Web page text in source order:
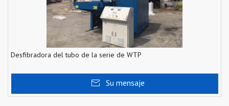
Desfibradora del tubo de la serie de WTP
Su mensaje